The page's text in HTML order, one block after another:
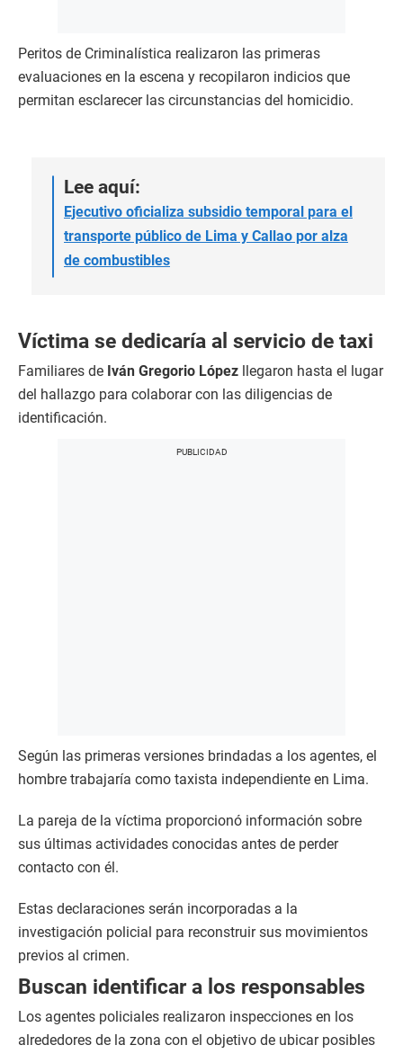
Peritos de Criminalística realizaron las primeras
evaluaciones en la escena y recopilaron indicios que
permitan esclarecer las circunstancias del homicidio.
Lee aquí:
Ejecutivo oficializa subsidio temporal para el
transporte público de Lima y Callao por alza
de combustibles
Víctima se dedicaría al servicio de taxi
Familiares de Iván Gregorio López llegaron hasta el lugar
del hallazgo para colaborar con las diligencias de
identificación.
Según las primeras versiones brindadas a los agentes, el
hombre trabajaría como taxista independiente en Lima.
La pareja de la víctima proporcionó información sobre
sus últimas actividades conocidas antes de perder
contacto con él.
Estas declaraciones serán incorporadas a la
investigación policial para reconstruir sus movimientos
previos al crimen.
Buscan identificar a los responsables
Los agentes policiales realizaron inspecciones en los
alrededores de la zona con el objetivo de ubicar posibles